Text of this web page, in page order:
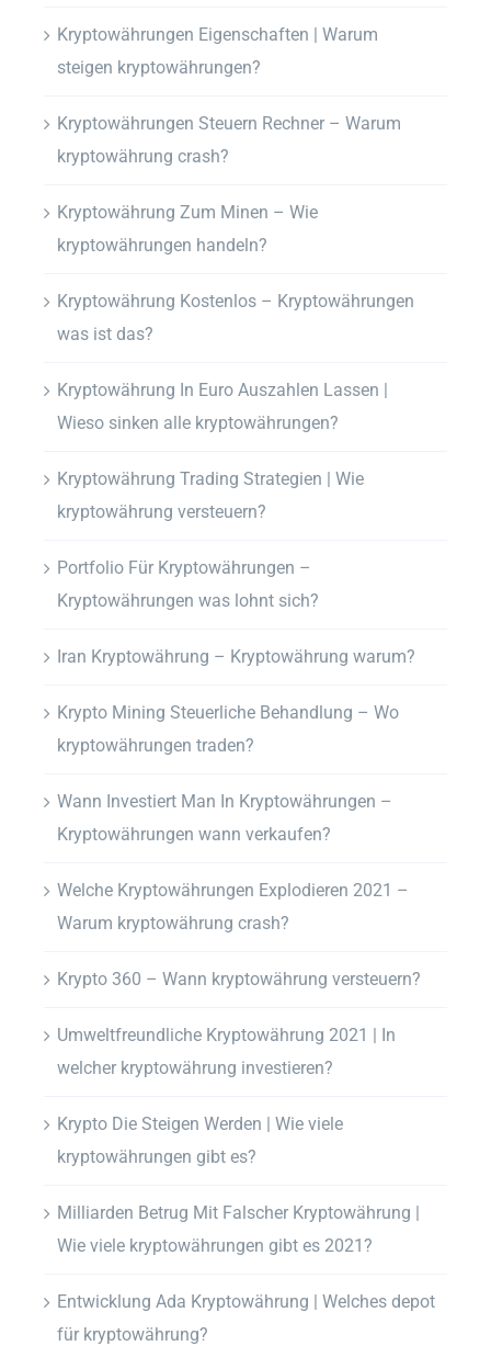
Kryptowährungen Eigenschaften | Warum
steigen kryptowährungen?
Kryptowährungen Steuern Rechner – Warum
kryptowährung crash?
Kryptowährung Zum Minen – Wie
kryptowährungen handeln?
Kryptowährung Kostenlos – Kryptowährungen
was ist das?
Kryptowährung In Euro Auszahlen Lassen |
Wieso sinken alle kryptowährungen?
Kryptowährung Trading Strategien | Wie
kryptowährung versteuern?
Portfolio Für Kryptowährungen –
Kryptowährungen was lohnt sich?
Iran Kryptowährung – Kryptowährung warum?
Krypto Mining Steuerliche Behandlung – Wo
kryptowährungen traden?
Wann Investiert Man In Kryptowährungen –
Kryptowährungen wann verkaufen?
Welche Kryptowährungen Explodieren 2021 –
Warum kryptowährung crash?
Krypto 360 – Wann kryptowährung versteuern?
Umweltfreundliche Kryptowährung 2021 | In
welcher kryptowährung investieren?
Krypto Die Steigen Werden | Wie viele
kryptowährungen gibt es?
Milliarden Betrug Mit Falscher Kryptowährung |
Wie viele kryptowährungen gibt es 2021?
Entwicklung Ada Kryptowährung | Welches depot
für kryptowährung?